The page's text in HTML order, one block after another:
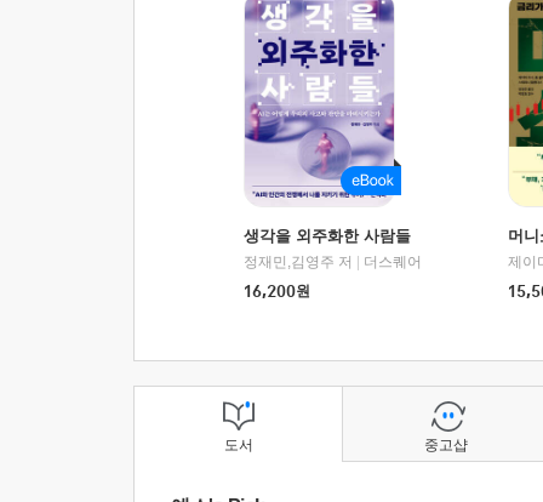
생각을 외주화한 사람들
정재민,김영주 저
더스퀘어
16,200원
머
도서 중고샵